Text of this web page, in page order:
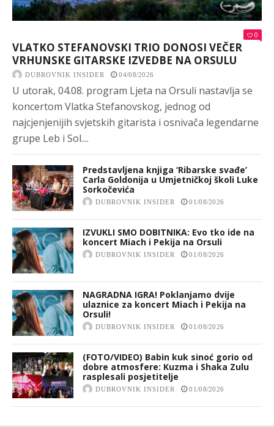
0
VLATKO STEFANOVSKI TRIO DONOSI VEČER
VRHUNSKE GITARSKE IZVEDBE NA ORSULU
DUBROVNIK INSIDER 04/08/2026
U utorak, 04.08. program Ljeta na Orsuli nastavlja se
koncertom Vlatka Stefanovskog, jednog od
najcjenjenijih svjetskih gitarista i osnivača legendarne
grupe Leb i Sol....
Predstavljena knjiga ‘Ribarske svađe’
Carla Goldonija u Umjetničkoj školi Luke
Sorkočevića
DUBROVNIK INSIDER 01/08/2026
IZVUKLI SMO DOBITNIKA: Evo tko ide na
koncert Miach i Pekija na Orsuli
DUBROVNIK INSIDER 01/08/2026
NAGRADNA IGRA! Poklanjamo dvije
ulaznice za koncert Miach i Pekija na
Orsuli!
DUBROVNIK INSIDER 01/08/2026
(FOTO/VIDEO) Babin kuk sinoć gorio od
dobre atmosfere: Kuzma i Shaka Zulu
rasplesali posjetitelje
DUBROVNIK INSIDER 01/08/2026